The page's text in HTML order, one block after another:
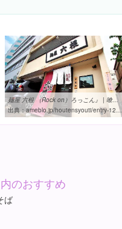
麺屋 六根 （Rock on）ろっこん』 | 喰蔵ブログ in アメブロ♪
出典：ameblo.jp/houtensyouti/entry-12282374396.html
のおすすめ
ば